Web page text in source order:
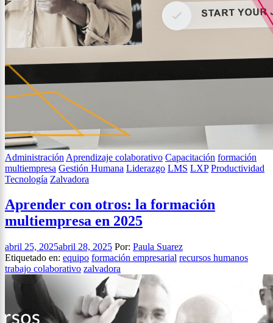
Administración Aprendizaje colaborativo Capacitación formación
multiempresa Gestión Humana Liderazgo LMS LXP Productividad
Tecnología Zalvadora
Aprender con otros: la formación
multiempresa en 2025
abril 25, 2025abril 28, 2025 Por: Paula Suarez
Etiquetado en: equipo formación empresarial recursos humanos
trabajo colaborativo zalvadora